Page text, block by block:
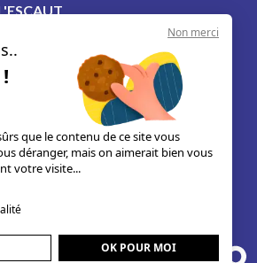
Non merci
que le contenu de ce site vous
déranger, mais on aimerait bien vous
votre visite...
OK POUR MOI